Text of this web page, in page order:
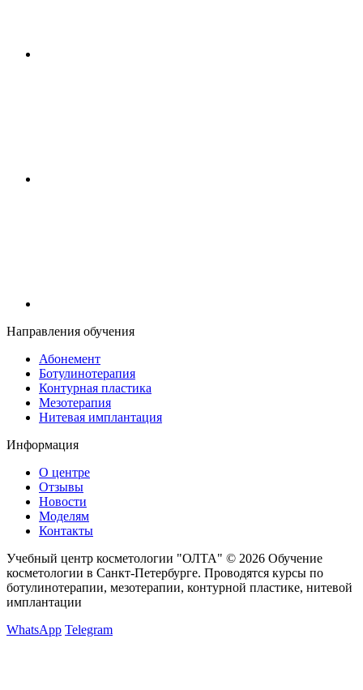
Направления обучения
Абонемент
Ботулинотерапия
Контурная пластика
Мезотерапия
Нитевая имплантация
Информация
О центре
Отзывы
Новости
Моделям
Контакты
Учебный центр косметологии "ОЛТА" © 2026 Обучение
косметологии в Санкт-Петербурге. Проводятся курсы по
ботулинотерапии, мезотерапии, контурной пластике, нитевой
имплантации
WhatsApp Telegram